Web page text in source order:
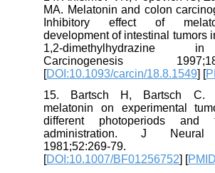
MA. Melatonin and colon
Inhibitory effect of
development of intestinal tumors
1,2-
Carcinogenesis
[DOI:10.1093/carcin/18.8.1549] [
15. Bartsch H, Bartsch
melatonin on experimental
different photoperiods
administration. J
1981;52:269-79.
[DOI:10.1007/BF01256752] [